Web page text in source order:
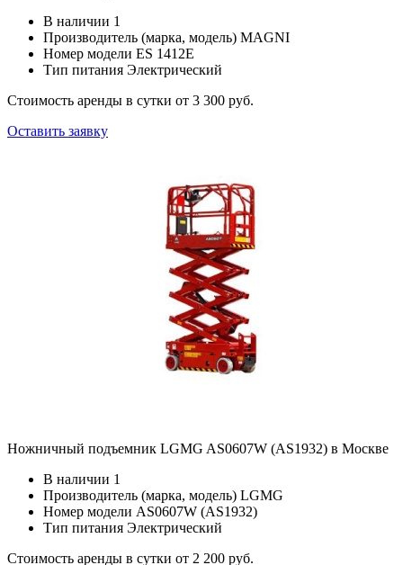
В наличии 1
Производитель (марка, модель) MAGNI
Номер модели ES 1412E
Тип питания Электрический
Стоимость аренды в сутки от 3 300 руб.
Оставить заявку
Ножничный подъемник LGMG AS0607W (AS1932) в Москве
В наличии 1
Производитель (марка, модель) LGMG
Номер модели AS0607W (AS1932)
Тип питания Электрический
Стоимость аренды в сутки от 2 200 руб.